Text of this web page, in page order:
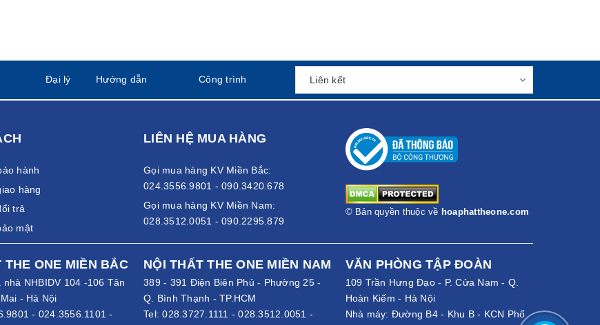
Đại lý Hướng dẫn Công trình
hành
hàng
trả
mật
LIÊN HỆ MUA HÀNG
Gọi mua hàng KV Miền Bắc:
024.3556.9801 - 090.3420.678
Gọi mua hàng KV Miền Nam:
028.3512.0051 - 090.2295.879
© Bản quyền thuộc về hoaphattheone.com
THE ONE MIỀN BẮC
NHBIDV 104 -106 Tân
- Hà Nội
- 024.3556.1101 -
NỘI THẤT THE ONE MIỀN NAM
389 - 391 Điện Biên Phủ - Phường 25 -
Q. Bình Thạnh - TP.HCM
Tel:028.3727.1111 -028.3512.0051 -
VĂN PHÒNG TẬP ĐOÀN
109 Trần Hưng Đạo - P. Cửa Nam - Q.
Hoàn Kiếm - Hà Nội
Nhà máy: Đường B4 - Khu B - KCN Phố